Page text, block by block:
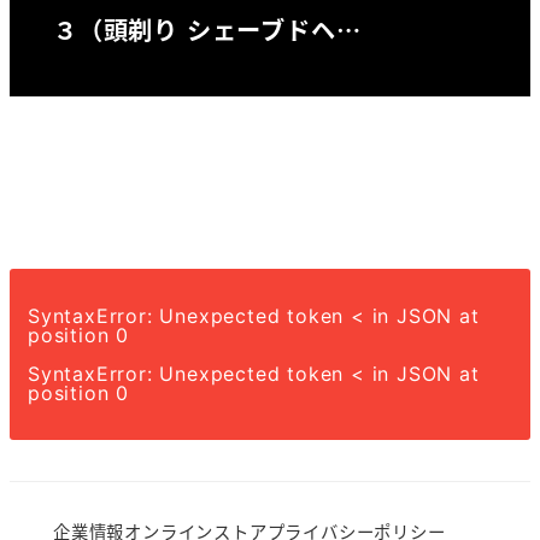
３（頭剃り シェーブドヘ…
SyntaxError: Unexpected token < in JSON at
position 0
SyntaxError: Unexpected token < in JSON at
position 0
企業情報オンラインストアプライバシーポリシー